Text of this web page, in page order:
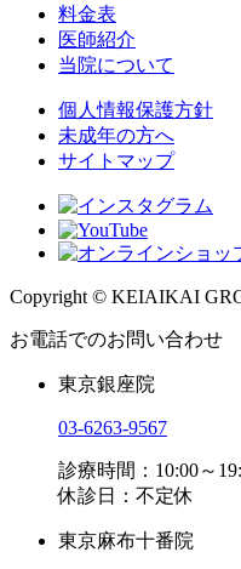
料金表
医師紹介
当院について
個人情報保護方針
未成年の方へ
サイトマップ
Copyright © KEIAIKAI
お電話でのお問い合わせ
東京銀座院
03-6263-9567
診療時間：10:00～
休診日：不定休
東京麻布十番院